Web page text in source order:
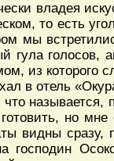
владея
то есть
мы
гула голосов,
из которого
в отель
что
но мне
видны сразу,
господин